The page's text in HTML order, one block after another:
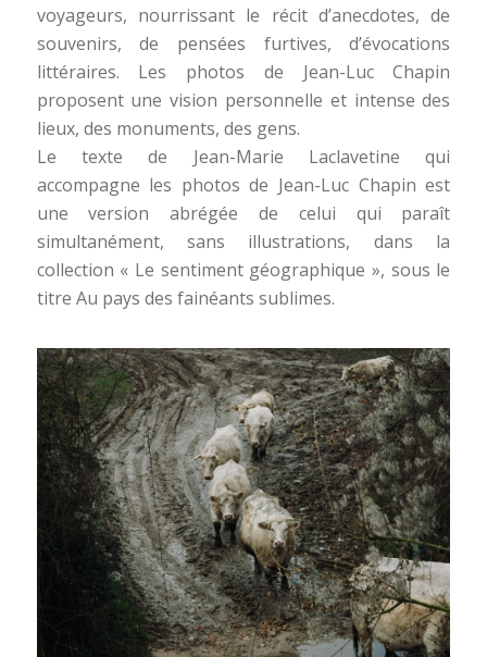
voyageurs, nourrissant le récit d’anecdotes, de
souvenirs, de pensées furtives, d’évocations
littéraires. Les photos de Jean-Luc Chapin
proposent une vision personnelle et intense des
lieux, des monuments, des gens.
Le texte de Jean-Marie Laclavetine qui
accompagne les photos de Jean-Luc Chapin est
une version abrégée de celui qui paraît
simultanément, sans illustrations, dans la
collection « Le sentiment géographique », sous le
titre Au pays des fainéants sublimes.